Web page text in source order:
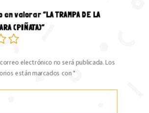
valorar “LA TRAMPA DE LA
(PIÑATA)”
electrónico no será publicada.Los
están marcados con*